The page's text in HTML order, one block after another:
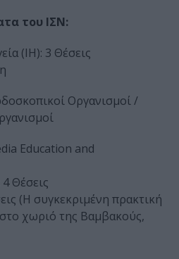
του ΙΣΝ:
(ΙΗ): 3 Θέσεις
Οργανισμοί /
Education and
Θέσεις
(Η συγκεκριμένη πρακτική
χωριό της Βαμβακούς,